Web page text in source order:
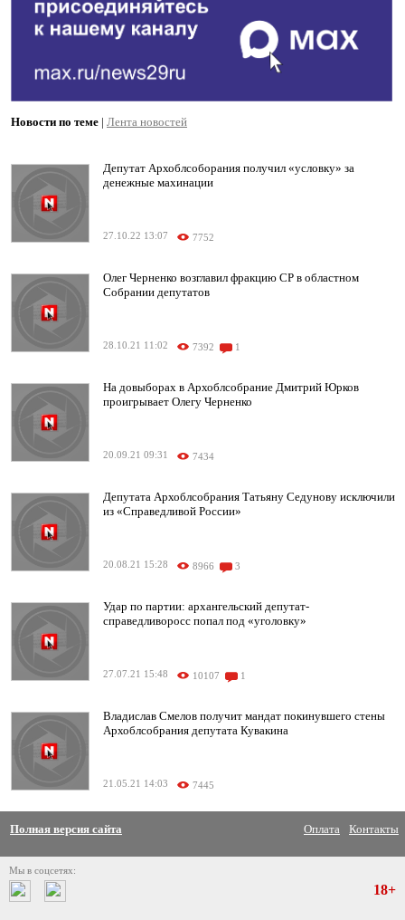
Новости по теме | Лента новостей
Депутат Архоблсоборания получил «условку» за
денежные махинации
27.10.22 13:07 7752
Олег Черненко возглавил фракцию СР в областном
Собрании депутатов
28.10.21 11:02 7392 1
На довыборах в Архоблсобрание Дмитрий Юрков
проигрывает Олегу Черненко
20.09.21 09:31 7434
Депутата Архоблсобрания Татьяну Седунову исключили
из «Справедливой России»
20.08.21 15:28 8966 3
Удар по партии: архангельский депутат-
справедливоросс попал под «уголовку»
27.07.21 15:48 10107 1
Владислав Смелов получит мандат покинувшего стены
Архоблсобрания депутата Кувакина
21.05.21 14:03 7445
Полная версия сайта Оплата Контакты
Мы в соцсетях:
18+